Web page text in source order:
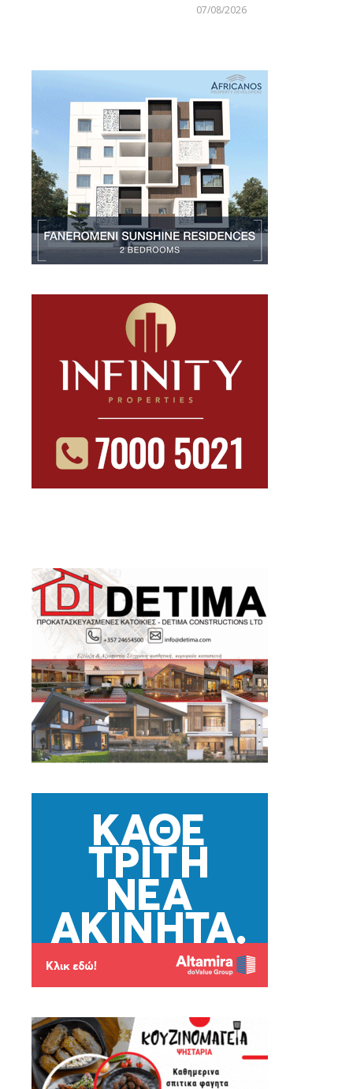
07/08/2026